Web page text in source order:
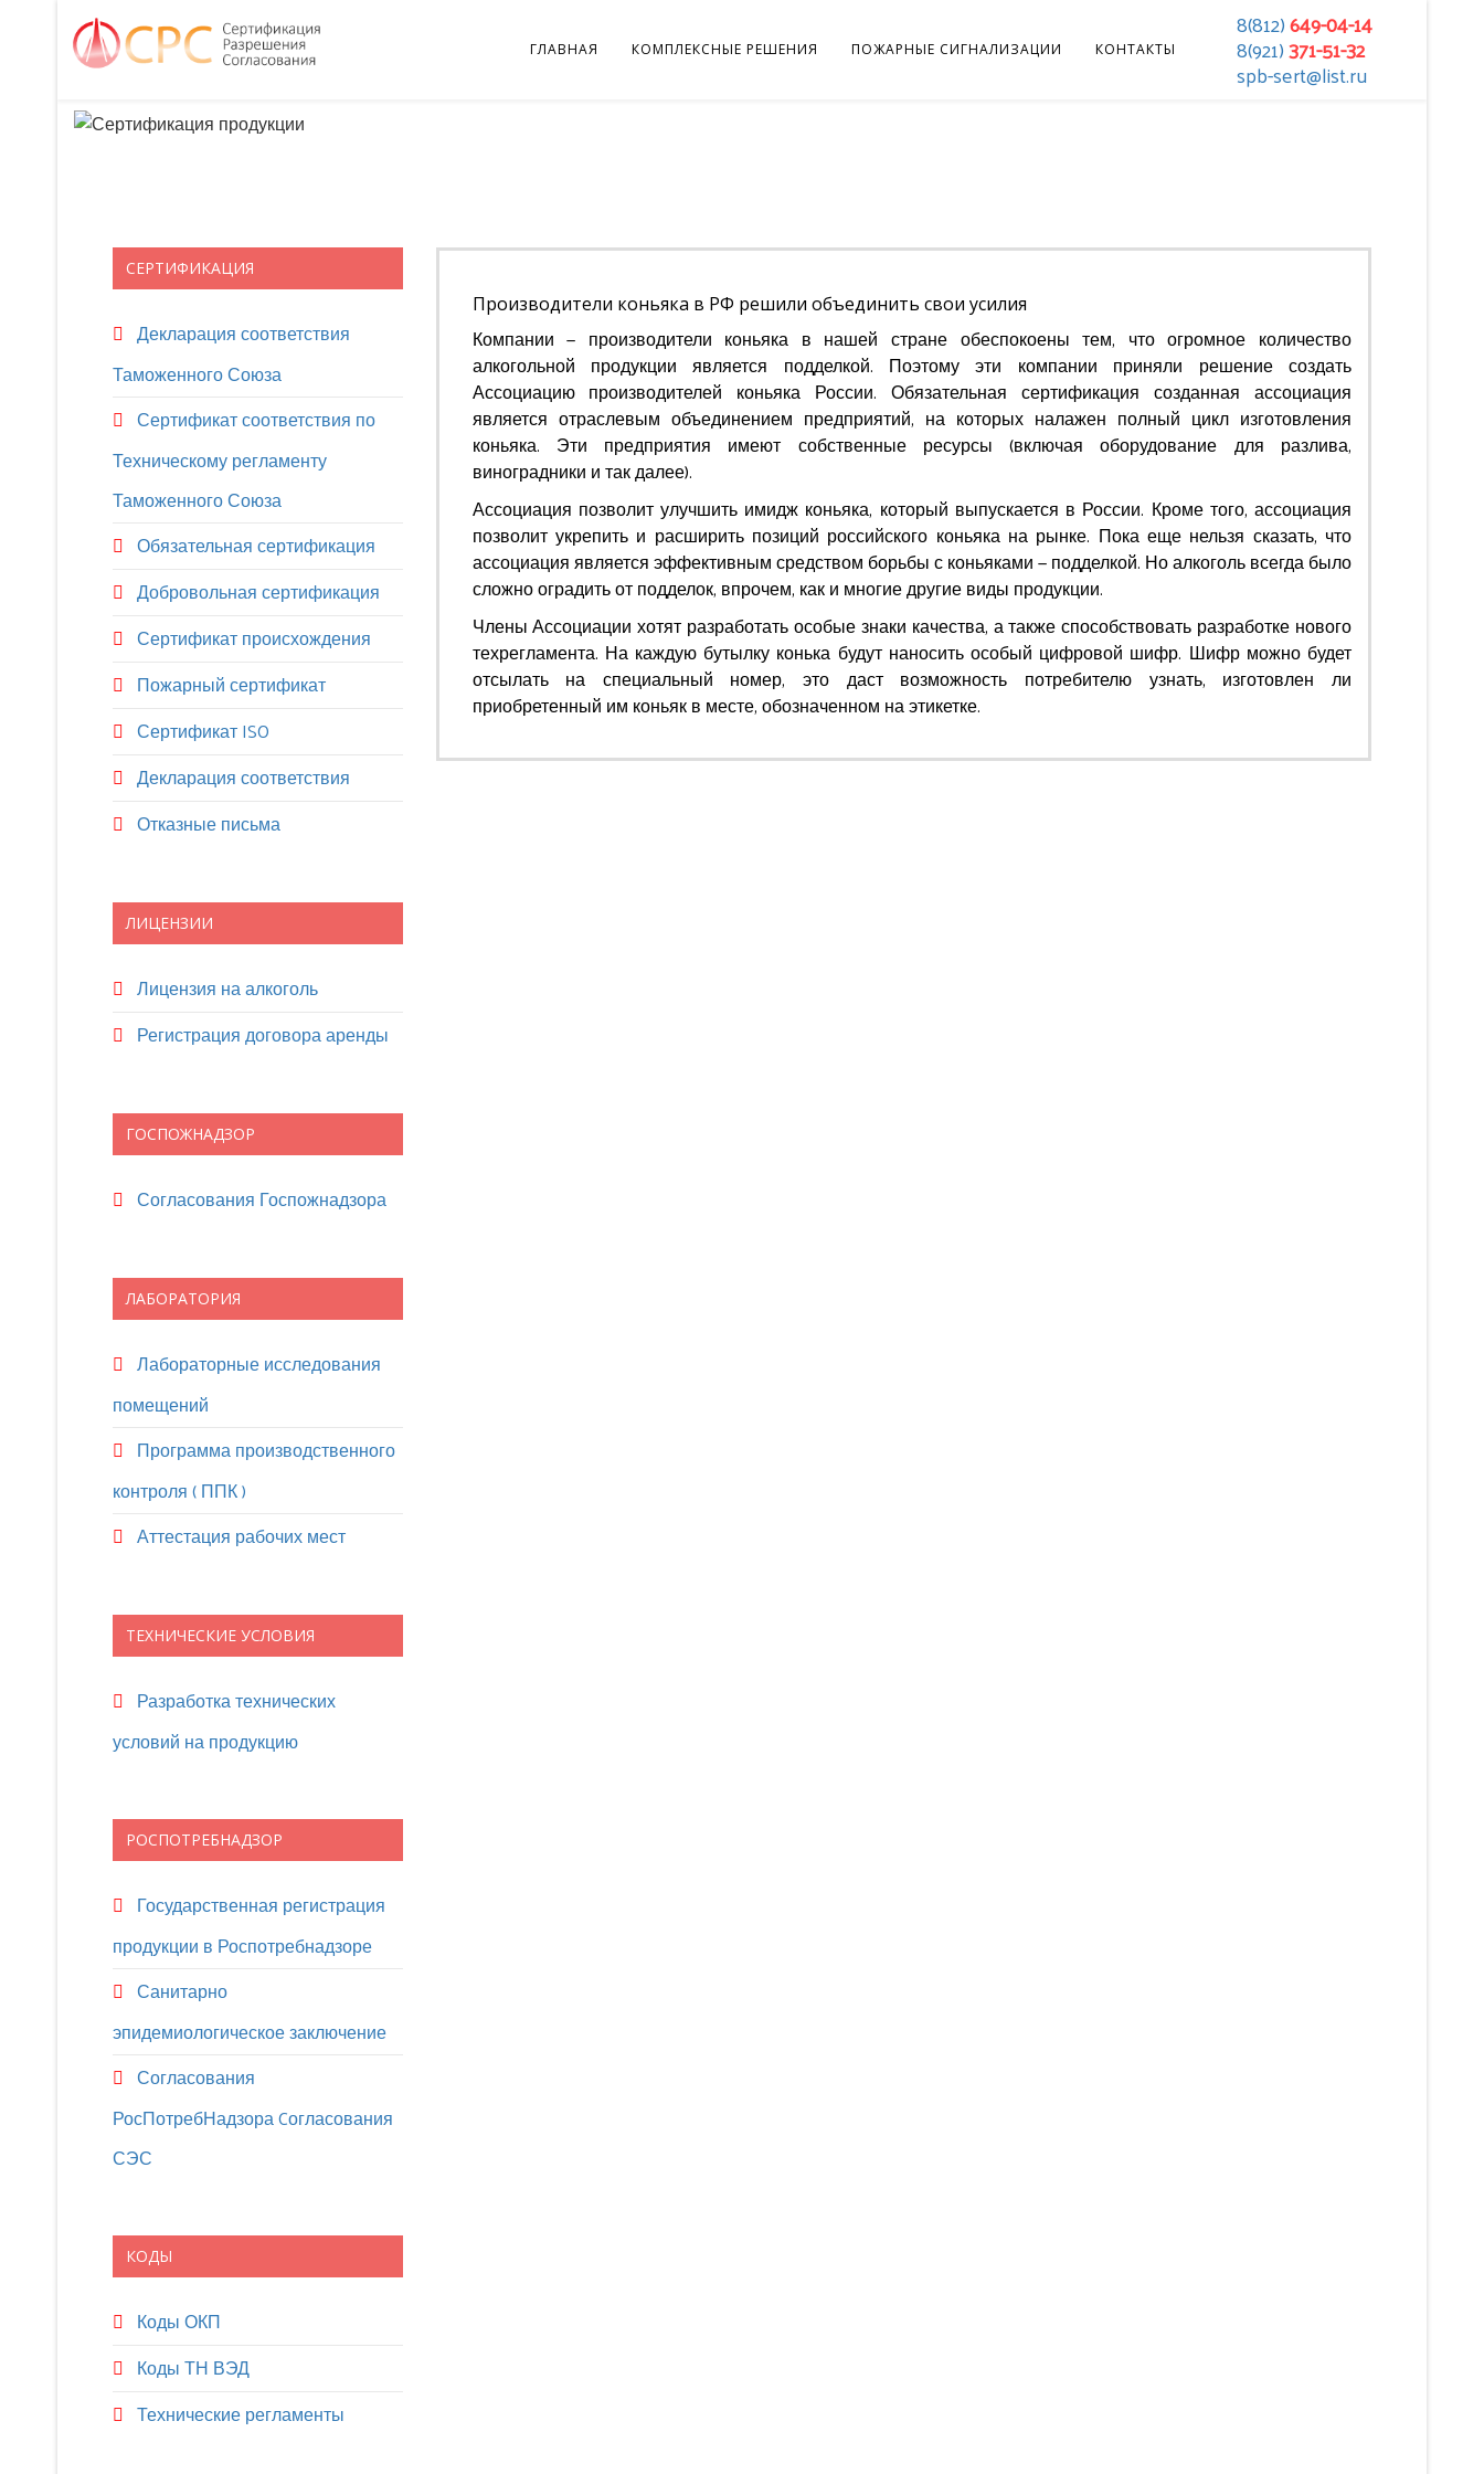
ГЛАВНАЯ КОМПЛЕКСНЫЕ РЕШЕНИЯ ПОЖАРНЫЕ СИГНАЛИЗАЦИИ КОНТАКТЫ
8(812)649-04-14
8(921)371-51-32
spb-sert@list.ru
СЕРТИФИКАЦИЯ
Декларация соответствия
Таможенного Союза
Сертификат соответствия по
Техническому регламенту
Таможенного Союза
Обязательная сертификация
Добровольная сертификация
Сертификат происхождения
Пожарный сертификат
Сертификат ISO
Декларация соответствия
Отказные письма
ЛИЦЕНЗИИ
Лицензия на алкоголь
Регистрация договора аренды
ГОСПОЖНАДЗОР
Согласования Госпожнадзора
ЛАБОРАТОРИЯ
Лабораторные исследования
помещений
Программа производственного
контроля ( ППК )
Аттестация рабочих мест
ТЕХНИЧЕСКИЕ УСЛОВИЯ
Разработка технических
условий на продукцию
РОСПОТРЕБНАДЗОР
Государственная регистрация
продукции в Роспотребнадзоре
Санитарно
эпидемиологическое заключение
Согласования
РосПотребНадзора Cогласования
СЭС
КОДЫ
Коды ОКП
Коды ТН ВЭД
Технические регламенты
Производители коньяка в РФ решили объединить свои усилия
Компании — производители коньяка в нашей стране обеспокоены тем, что огромное количество
алкогольной продукции является подделкой. Поэтому эти компании приняли решение создать
Ассоциацию производителей коньяка России. Обязательная сертификация созданная ассоциация
является отраслевым объединением предприятий, на которых налажен полный цикл изготовления
коньяка. Эти предприятия имеют собственные ресурсы (включая оборудование для разлива,
виноградники и так далее).
Ассоциация позволит улучшить имидж коньяка, который выпускается в России. Кроме того, ассоциация
позволит укрепить и расширить позиций российского коньяка на рынке. Пока еще нельзя сказать, что
ассоциация является эффективным средством борьбы с коньяками — подделкой. Но алкоголь всегда было
сложно оградить от подделок, впрочем, как и многие другие виды продукции.
Члены Ассоциации хотят разработать особые знаки качества, а также способствовать разработке нового
техрегламента. На каждую бутылку конька будут наносить особый цифровой шифр. Шифр можно будет
отсылать на специальный номер, это даст возможность потребителю узнать, изготовлен ли
приобретенный им коньяк в месте, обозначенном на этикетке.